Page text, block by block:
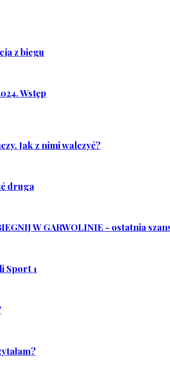
z biegu
Wstęp
Jak z nimi walczyć?
druga
W GARWOLINIE - ostatnia
Sport 1